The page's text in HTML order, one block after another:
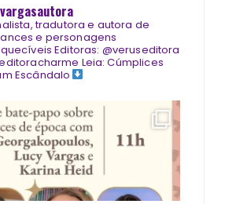
tradutora e autora de
e personagens
Editoras: @veruseditora
Leia: Cúmplices
Escândalo